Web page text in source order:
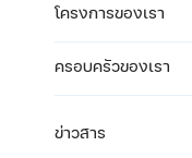
โครงการของเรา
ครอบครัวของเรา
ข่าวสาร